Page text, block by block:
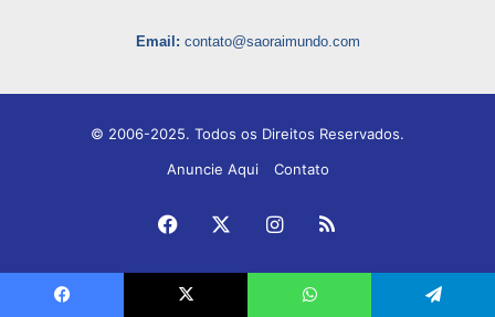
Email: contato@saoraimundo.com
© 2006-2025. Todos os Direitos Reservados.
Anuncie Aqui
Contato
Facebook Instagram
RSS